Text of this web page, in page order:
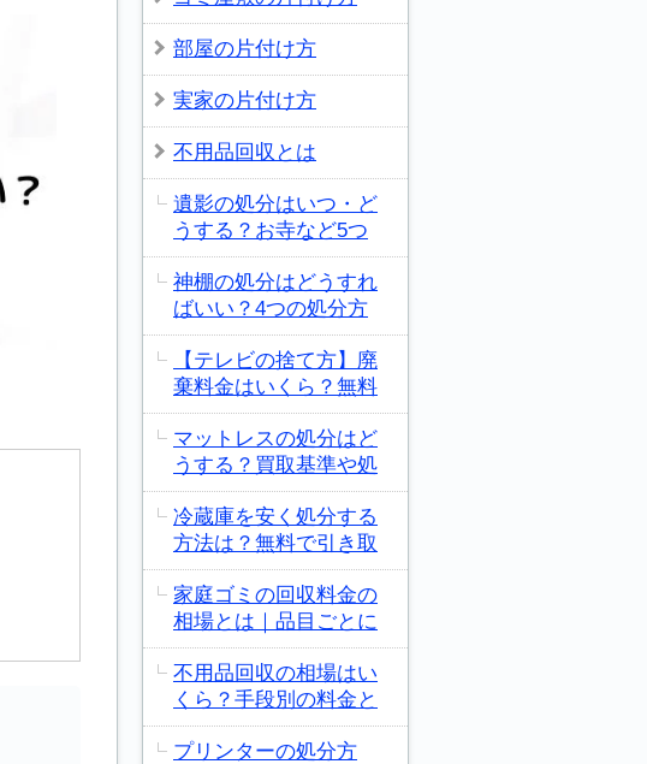
部屋の片付け方
実家の片付け方
不用品回収とは
遺影の処分はいつ・ど
うする？お寺など5つ
神棚の処分はどうすれ
ばいい？4つの処分方
【テレビの捨て方】廃
棄料金はいくら？無料
マットレスの処分はど
うする？買取基準や処
冷蔵庫を安く処分する
方法は？無料で引き取
家庭ゴミの回収料金の
相場とは｜品目ごとに
不用品回収の相場はい
くら？手段別の料金と
プリンターの処分方